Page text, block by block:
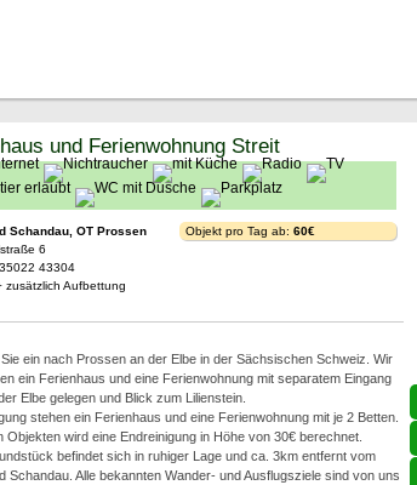
und Ferienwohnung Streit
Schandau, OT Prossen
6
43304
zusätzlich Aufbettung
Objekt pro Tag ab: 60€
ein nach Prossen an der Elbe in der Sächsischen Schweiz. Wir
ein Ferienhaus und eine Ferienwohnung mit separatem Eingang
Elbe gelegen und Blick zum Lilienstein.
stehen ein Ferienhaus und eine Ferienwohnung mit je 2 Betten.
Objekten wird eine Endreinigung in Höhe von 30€ berechnet.
befindet sich in ruhiger Lage und ca. 3km entfernt vom
Schandau. Alle bekannten Wander- und Ausflugsziele sind von uns